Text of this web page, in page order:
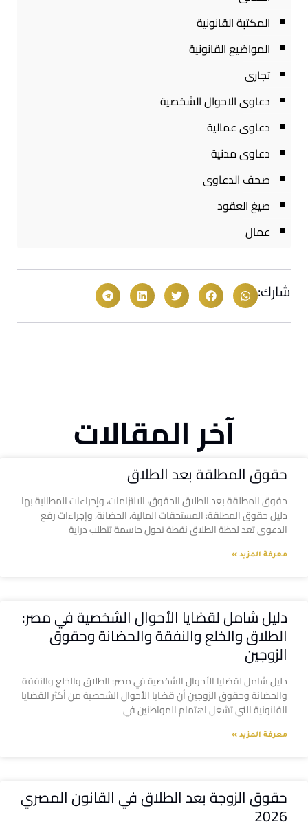
المكتبة القانونية
المواضيع القانونية
تجارى
دعاوى الاحوال الشخصية
دعاوى عمالية
دعاوى مدنية
صحف الدعاوى
صيغ العقود
عمال
شارك:
آخر المقالات
حقوق المطلقة بعد الطلاق
حقوق المطلقة بعد الطلاق الحقوق، الالتزامات، وإجراءات المطالبة بها
دليل حقوق المطلقة: المستحقات المالية، الحضانة، وإجراءات رفع
الدعوى تعد لحظة الطلاق نقطة تحول حاسمة تتطلب دراية
معرفة المزيد »
دليل شامل لقضايا الأحوال الشخصية في مصر:
الطلاق والخلع والنفقة والحضانة وحقوق
الزوجين
دليل شامل لقضايا الأحوال الشخصية في مصر: الطلاق والخلع والنفقة
والحضانة وحقوق الزوجين أن قضايا الأحوال الشخصية من أكثر القضايا
القانونية التي تشغل اهتمام المواطنين في
معرفة المزيد »
حقوق الزوجة بعد الطلاق في القانون المصري
2026